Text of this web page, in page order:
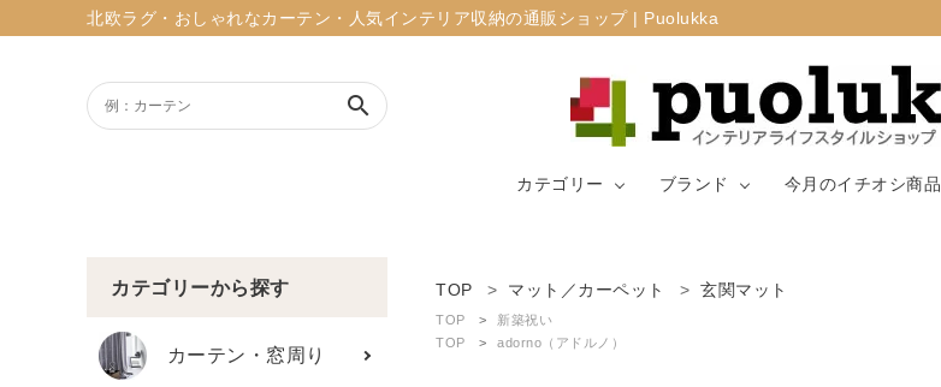
北欧ラグ・おしゃれなカーテン・人気インテリア収納の通販ショップ | Puolukka
search
カテゴリー
カーテン・窓周
ブランド
マリメッコ
今月のイチオシ商品
ようこそ ゲスト 様
ログイン person 新規会員登録
カテゴリーから探す
カーテン・窓周り
TOP マット／カーペット 玄関マット
TOP
新築祝い
TOP
adorno（アドルノ）